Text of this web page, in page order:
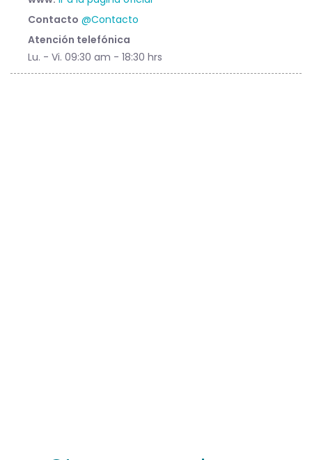
Contacto @Contacto
Atención telefónica
Lu. - Vi. 09:30 am - 18:30 hrs